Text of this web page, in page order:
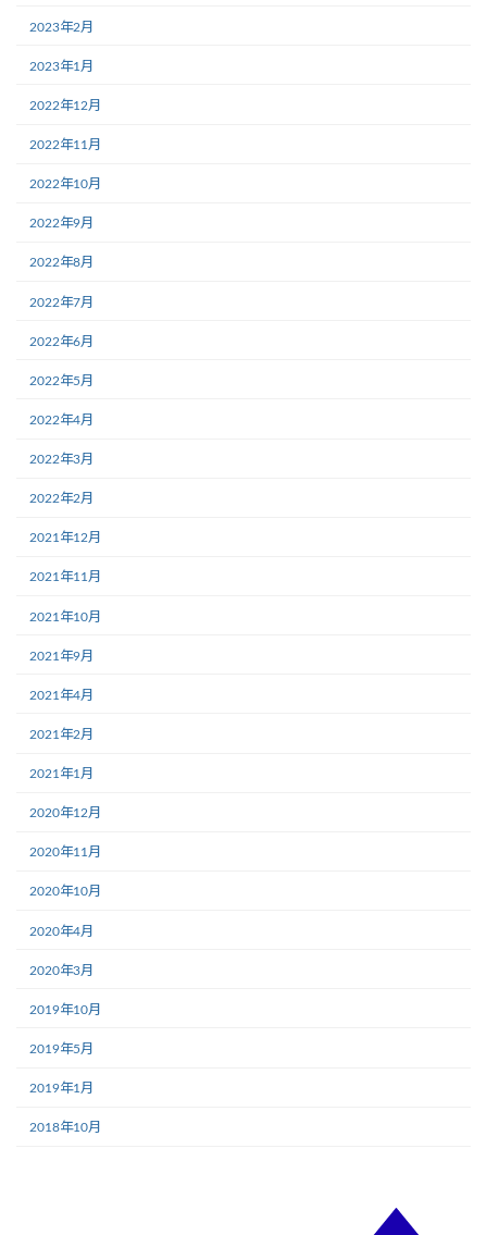
2023年2月
2023年1月
2022年12月
2022年11月
2022年10月
2022年9月
2022年8月
2022年7月
2022年6月
2022年5月
2022年4月
2022年3月
2022年2月
2021年12月
2021年11月
2021年10月
2021年9月
2021年4月
2021年2月
2021年1月
2020年12月
2020年11月
2020年10月
2020年4月
2020年3月
2019年10月
2019年5月
2019年1月
2018年10月